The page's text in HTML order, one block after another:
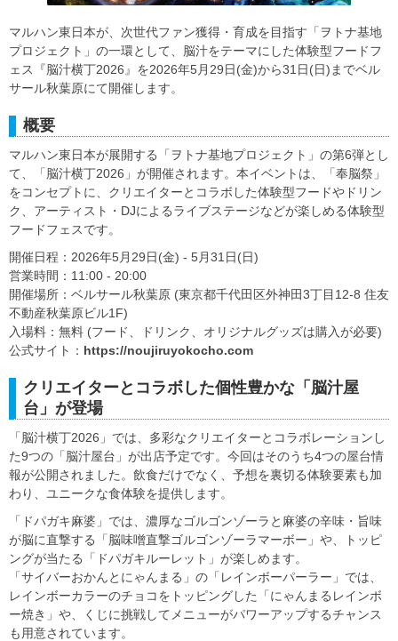
マルハン東日本が、次世代ファン獲得・育成を目指す「ヲトナ基地
プロジェクト」の一環として、脳汁をテーマにした体験型フードフ
ェス『脳汁横丁2026』を2026年5月29日(金)から31日(日)までベル
サール秋葉原にて開催します。
概要
マルハン東日本が展開する「ヲトナ基地プロジェクト」の第6弾とし
て、「脳汁横丁2026」が開催されます。本イベントは、「奉脳祭」
をコンセプトに、クリエイターとコラボした体験型フードやドリン
ク、アーティスト・DJによるライブステージなどが楽しめる体験型
フードフェスです。
開催日程：2026年5月29日(金) - 5月31日(日)
営業時間：11:00 - 20:00
開催場所：ベルサール秋葉原 (東京都千代田区外神田3丁目12-8 住友
不動産秋葉原ビル1F)
入場料：無料 (フード、ドリンク、オリジナルグッズは購入が必要)
公式サイト： https://noujiruyokocho.com
クリエイターとコラボした個性豊かな「脳汁屋
台」が登場
「脳汁横丁2026」では、多彩なクリエイターとコラボレーションし
た9つの「脳汁屋台」が出店予定です。今回はそのうち4つの屋台情
報が公開されました。飲食だけでなく、予想を裏切る体験要素も加
わり、ユニークな食体験を提供します。
「ドパガキ麻婆」では、濃厚なゴルゴンゾーラと麻婆の辛味・旨味
が脳に直撃する「脳味噌直撃ゴルゴンゾーラマーボー」や、トッピ
ングが当たる「ドパガキルーレット」が楽しめます。
「サイバーおかんとにゃんまる」の「レインボーパーラー」では、
レインボーカラーのチョコをトッピングした「にゃんまるレインボ
ー焼き」や、くじに挑戦してメニューがパワーアップするチャンス
も用意されています。